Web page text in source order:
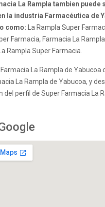
La Rampla tambien puede
la industria Farmacéutica de
como:
La Rampla Super
Farmacia, Farmacia La
Rampla Super Farmacia.
La Rampla de Yabucoa
La Rampla de Yabucoa, y
del perfil de Super Farmacia La